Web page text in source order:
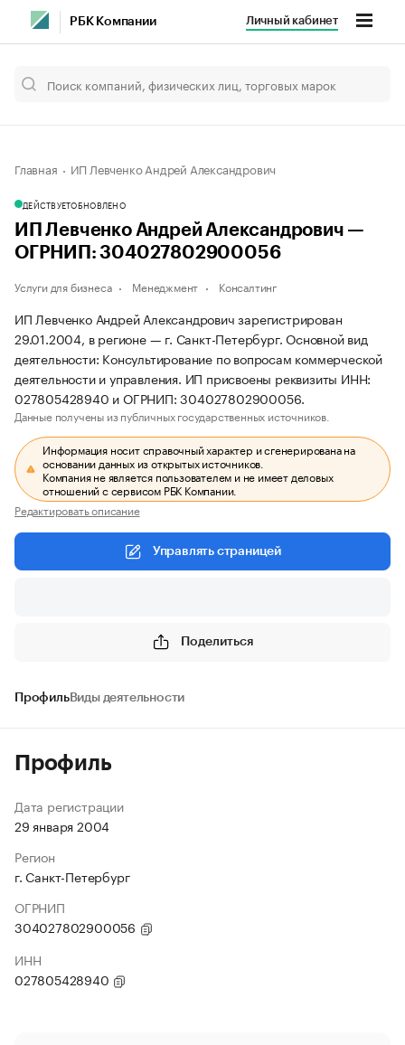
РБК Компании Личный кабинет
Главная ИП Левченко Андрей Александрович
ДЕЙСТВУЕТОБНОВЛЕНО
ИП Левченко Андрей Александрович —
ОГРНИП: 304027802900056
Услуги для бизнеса Менеджмент Консалтинг
ИП Левченко Андрей Александрович зарегистрирован
29.01.2004, в регионе — г. Санкт-Петербург. Основной вид
деятельности: Консультирование по вопросам коммерческой
деятельности и управления. ИП присвоены реквизиты ИНН:
027805428940 и ОГРНИП: 304027802900056.
Данные получены из публичных государственных источников.
Информация носит справочный характер и сгенерирована на
основании данных из открытых источников.
Компания не является пользователем и не имеет деловых
отношений с сервисом РБК Компании.
Редактировать описание
Управлять страницей
Поделиться
ПрофильВиды деятельности
Профиль
Дата регистрации
29 января 2004
Регион
г. Санкт-Петербург
ОГРНИП
304027802900056
ИНН
027805428940